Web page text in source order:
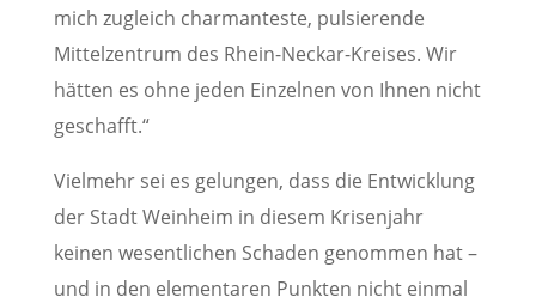
mich zugleich charmanteste, pulsierende
Mittelzentrum des Rhein-Neckar-Kreises. Wir
hätten es ohne jeden Einzelnen von Ihnen nicht
geschafft.“
Vielmehr sei es gelungen, dass die Entwicklung
der Stadt Weinheim in diesem Krisenjahr
keinen wesentlichen Schaden genommen hat –
und in den elementaren Punkten nicht einmal